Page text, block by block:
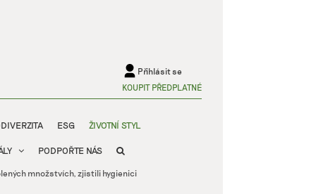
Přihlásit se
KOUPIT PŘEDPLATNÉ
ESG ŽIVOTNÍ STYL
PODPOŘTE NÁS
množstvích, zjistili hygienici